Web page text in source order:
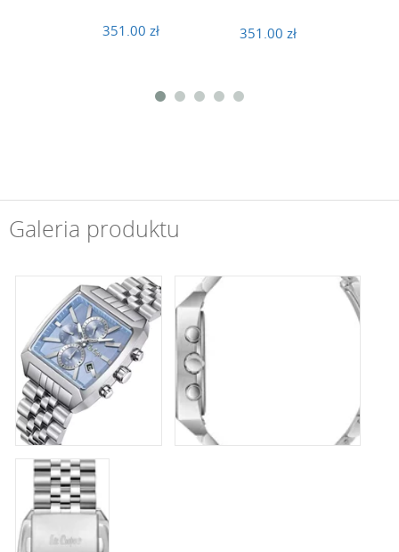
351.00 zł 351.00 zł
Galeria produktu